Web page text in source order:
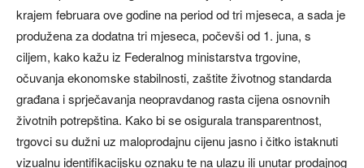
krajem februara ove godine na period od tri mjeseca, a sada je
produžena za dodatna tri mjeseca, počevši od 1. juna, s
ciljem, kako kažu iz Federalnog ministarstva trgovine,
očuvanja ekonomske stabilnosti, zaštite životnog standarda
građana i sprječavanja neopravdanog rasta cijena osnovnih
životnih potrepština. Kako bi se osigurala transparentnost,
trgovci su dužni uz maloprodajnu cijenu jasno i čitko istaknuti
vizualnu identifikacijsku oznaku te na ulazu ili unutar prodajnog